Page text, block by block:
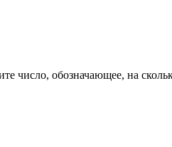
число, обозначающее, на